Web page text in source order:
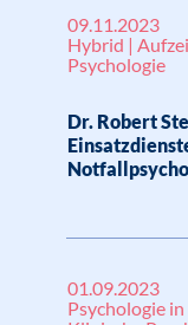
09.11.2023
Hybrid |
Psychologie
Dr. Robert
01.09.2023
Psychologie